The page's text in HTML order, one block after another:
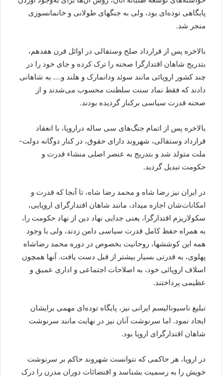
پایگاهی توده‌ای بود، ولی به جنگهای طولانی و خانمانسوزی
منجر شد.
بالاخره پس از قرارداد صلح وستفالی در اوائل قرن هفدهم،
بتدریج شاهان اقتدارگرا صحنه را ترک کرده و جای خود را در
چند کشور اروپائی مانند سوئد ودانمارک و هلند و…. به شاهانی
دادند که فقط نماد سنت سلطنت محسوب می‌شدند و از
صحنه قدرت سیاسی برکنار گردیده بودند.
بالاخره پس از اتمام جنگ‌های سی ساله دراروپا، با انعقاد
قرارداد وستفالی، شهروند‌ دارای حقوق، در کنار دوگانه دولت-
ملت متولد شد و بتدریج به عنصر اصلی منشاء قدرت و
حکومت تبدیل گردید.
در ایران نیز رضا شاه و محمد رضا شاه، تا آنجا که قدرت و
امکانات‌شان اجازه میداد، مانند شاهان اقتدارگرای اروپایی،
سکولاریزم اقتدارگرا، یعنی جدایی نهاد دین از نهاد حکومت را،
به همراه حفظ کامل قدرت سیاسی دامن زدند، ولی با وجود
همه این کوششها، روحانیت بخصوص در دوره محمد رضاشاه
پهلوی، به قدرتی بسیار بیشتر از قبل دست یافت. آنها همچون
اسلاف اروپائی خود، به اصلاحات اجتماعی و اداری عمیق و
عظیمی ‌پرداختند.
تبلیغ ناسیونالیسم ایرانی نیز، پایگاه توده‌ای مهمی برایشان
ایجاد نمود. اما سرنوشت آنان نیز در نهایت مانند سرنوشت
شاهان اقتدارگرای اروپا بود.
در اروپا، هر حاکمی که نتوانست شهروند حاکم بر سرنوشت
خویش را به رسمیت بشناسد و اقتضائات دوران مدرن را درک